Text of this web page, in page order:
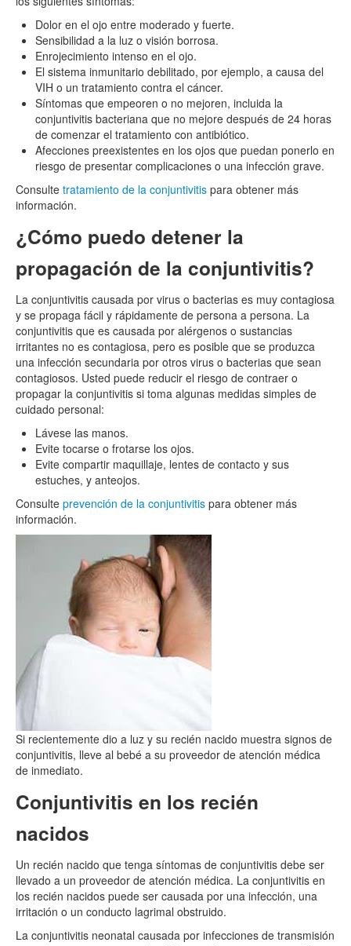
Dolor en el ojo entre moderado y fuerte.
Sensibilidad a la luz o visión borrosa.
Enrojecimiento intenso en el ojo.
El sistema inmunitario debilitado, por ejemplo, a causa del
VIH o un tratamiento contra el cáncer.
Síntomas que empeoren o no mejoren, incluida la
conjuntivitis bacteriana que no mejore después de 24 horas
de comenzar el tratamiento con antibiótico.
Afecciones preexistentes en los ojos que puedan ponerlo en
riesgo de presentar complicaciones o una infección grave.
Consulte tratamiento de la conjuntivitis para obtener más
información.
¿Cómo puedo detener la
propagación de la conjuntivitis?
La conjuntivitis causada por virus o bacterias es muy contagiosa
y se propaga fácil y rápidamente de persona a persona. La
conjuntivitis que es causada por alérgenos o sustancias
irritantes no es contagiosa, pero es posible que se produzca
una infección secundaria por otros virus o bacterias que sean
contagiosos. Usted puede reducir el riesgo de contraer o
propagar la conjuntivitis si toma algunas medidas simples de
cuidado personal:
Lávese las manos.
Evite tocarse o frotarse los ojos.
Evite compartir maquillaje, lentes de contacto y sus
estuches, y anteojos.
Consulte prevención de la conjuntivitis para obtener más
información.
Si recientemente dio a luz y su recién nacido muestra signos de
conjuntivitis, lleve al bebé a su proveedor de atención médica
de inmediato.
Conjuntivitis en los recién
nacidos
Un recién nacido que tenga síntomas de conjuntivitis debe ser
llevado a un proveedor de atención médica. La conjuntivitis en
los recién nacidos puede ser causada por una infección, una
irritación o un conducto lagrimal obstruido.
La conjuntivitis neonatal causada por infecciones de transmisión